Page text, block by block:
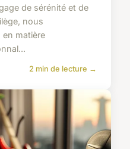
de sérénité et de
nous
matière
2 min de lecture →